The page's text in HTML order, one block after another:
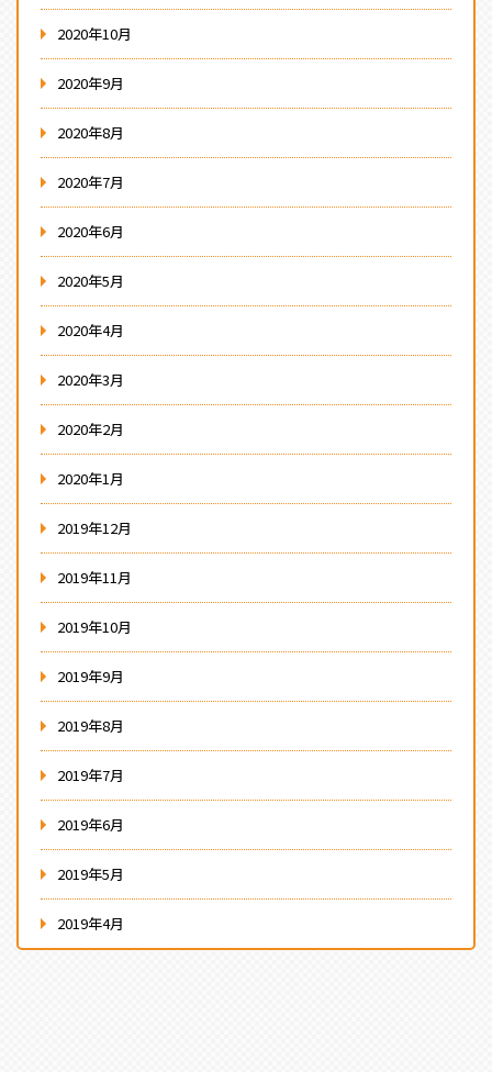
2020年10月
2020年9月
2020年8月
2020年7月
2020年6月
2020年5月
2020年4月
2020年3月
2020年2月
2020年1月
2019年12月
2019年11月
2019年10月
2019年9月
2019年8月
2019年7月
2019年6月
2019年5月
2019年4月